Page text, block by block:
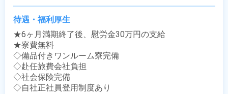
待遇・福利厚生
★6ヶ月満期終了後、慰労金30万円の支給
★寮費無料
◇備品付きワンルーム寮完備
◇赴任旅費会社負担
◇社会保険完備
◇自社正社員登用制度あり